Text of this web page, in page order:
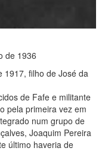
de 1936
1917, filho de José da
de Fafe e militante
pela primeira vez em
num grupo de
Joaquim Pereira
último haveria de